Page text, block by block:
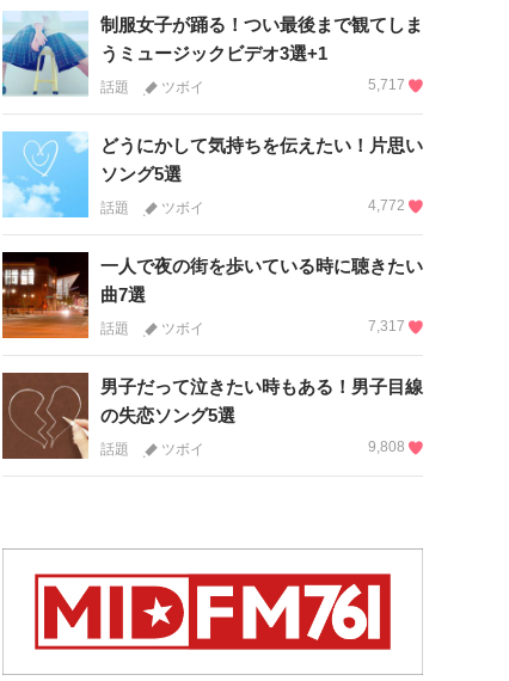
制服女子が踊る！つい最後まで観てしま
うミュージックビデオ3選+1
話題 ツボイ 5,717
どうにかして気持ちを伝えたい！片思い
ソング5選
話題 ツボイ 4,772
一人で夜の街を歩いている時に聴きたい
曲7選
話題 ツボイ 7,317
男子だって泣きたい時もある！男子目線
の失恋ソング5選
話題 ツボイ 9,808